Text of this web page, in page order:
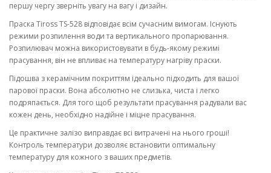
першу чергу зверніть увагу на вагу і дизайн.
Праска Tiross TS-528 відповідає всім сучасним вимогам. Існують
режими розпилення води та вертикального пропарювання.
Розпилювач можна використовувати в будь-якому режимі
прасування, він не впливає на температуру нагріву праски.
Підошва з керамічним покриттям ідеально підходить для вашої
парової праски. Вона абсолютно не слизька, чиста і легко
подряпається. Для того щоб результати прасування радували вас
кожен день, необхідно надійне і міцне прасування.
Це практичне залізо виправдає всі витрачені на нього гроші!
Контроль температури дозволяє встановити оптимальну
температуру для кожного з ваших предметів.